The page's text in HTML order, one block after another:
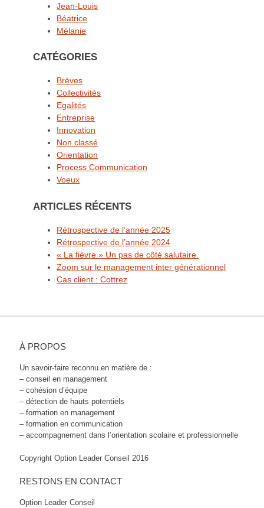
Jean-Louis
Béatrice
Mélanie
CATÉGORIES
Brèves
Collectivités
Egalités
Entreprise
Innovation
Non classé
Orientation
Process Communication
Voeux
ARTICLES RÉCENTS
Rétrospective de l’année 2025
Rétrospective de l’année 2024
« La fièvre » Un pas de côté salutaire.
Zoom sur le management inter générationnel
Cas client : Cottrez
À PROPOS
Un savoir-faire reconnu en matière de :
– conseil en management
– cohésion d’équipe
– détection de hauts potentiels
– formation en management
– formation en communication
– accompagnement dans l’orientation scolaire et professionnelle
Copyright Option Leader Conseil 2016
RESTONS EN CONTACT
Option Leader Conseil